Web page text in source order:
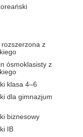
z
ósmoklasisty z
klasa 4–6
dla gimnazjum
biznesowy
IB